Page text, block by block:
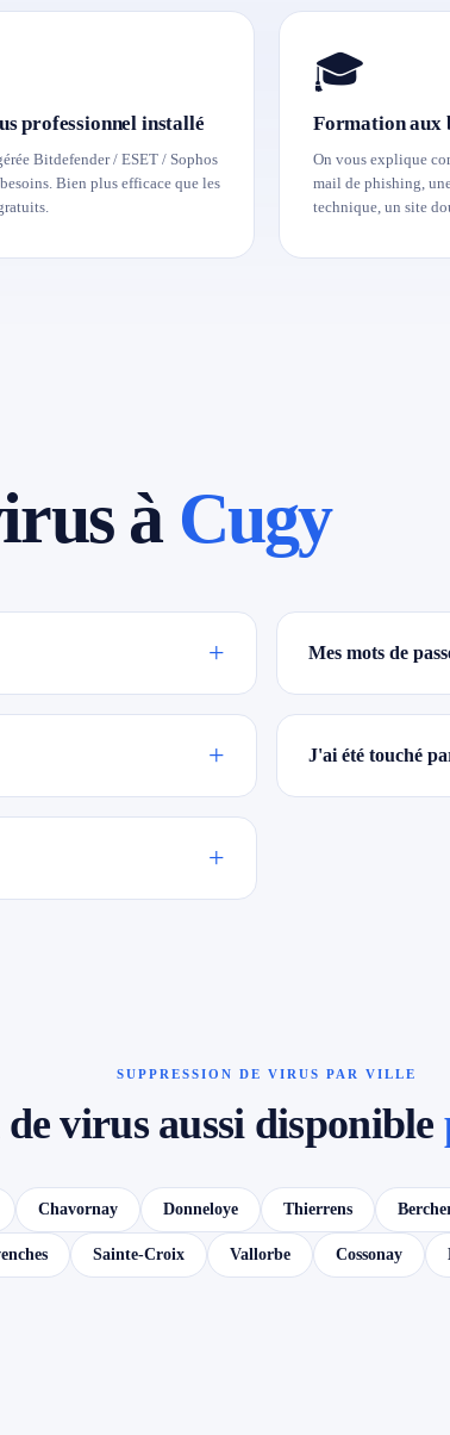
professionnel installé
Bitdefender / ESET / Sophos
Bien plus efficace que les
🎓
Formation aux
On vous explique
mail de phishing,
technique, un site
à Cugy
+ Mes mots de
+ J'ai été touché
+
SUPPRESSION DE VIRUS PAR VILLE
virus aussi disponible
Chavornay Donneloye Thierrens
Sainte-Croix Vallorbe Cossonay